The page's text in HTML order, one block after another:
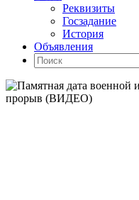
Реквизиты
Госзадание
История
Объявления
Поиск
Искать: